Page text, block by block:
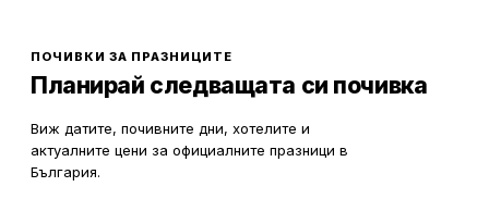
ПОЧИВКИ ЗА ПРАЗНИЦИТЕ
Планирай следващата си почивка
Виж датите, почивните дни, хотелите и
актуалните цени за официалните празници в
България.